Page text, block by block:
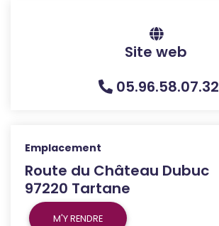
Site web
05.96.58.07.32
Emplacement
Route du Château Dubuc
97220 Tartane
M'Y RENDRE